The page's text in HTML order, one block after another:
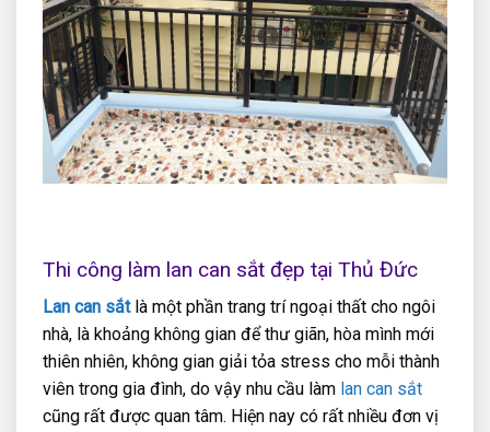
Thi công làm lan can sắt đẹp tại Thủ Đức
Lan can sắt là một phần trang trí ngoại thất cho ngôi
nhà, là khoảng không gian để thư giãn, hòa mình mới
thiên nhiên, không gian giải tỏa stress cho mỗi thành
viên trong gia đình, do vậy nhu cầu làm lan can sắt
cũng rất được quan tâm. Hiện nay có rất nhiều đơn vị